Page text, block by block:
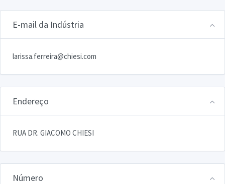
E-mail da Indústria
larissa.ferreira@chiesi.com
Endereço
RUA DR. GIACOMO CHIESI
Número